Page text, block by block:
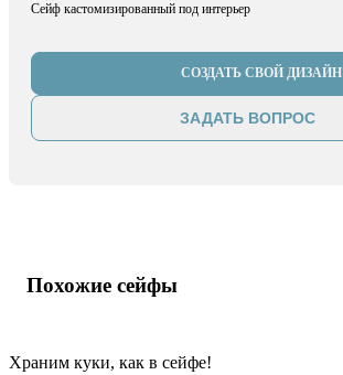
Сейф кастомизированный под интерьер
СОЗДАТЬ СВОЙ ДИЗАЙН
ЗАДАТЬ ВОПРОС
Похожие сейфы
Храним куки, как в сейфе!